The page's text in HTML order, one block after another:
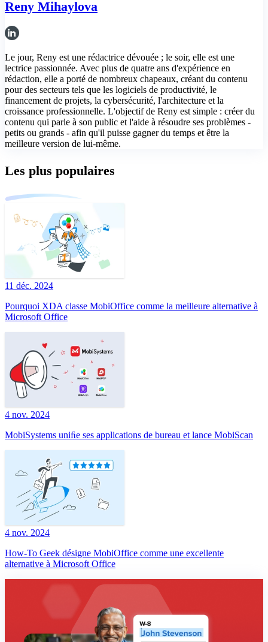
Reny Mihaylova
Le jour, Reny est une rédactrice dévouée ; le soir, elle est une
lectrice passionnée. Avec plus de quatre ans d'expérience en
rédaction, elle a porté de nombreux chapeaux, créant du contenu
pour des secteurs tels que les logiciels de productivité, le
financement de projets, la cybersécurité, l'architecture et la
croissance professionnelle. L'objectif de Reny est simple : créer du
contenu qui parle à son public et l'aide à résoudre ses problèmes -
petits ou grands - afin qu'il puisse gagner du temps et être la
meilleure version de lui-même.
Les plus populaires
11 déc. 2024
Pourquoi XDA classe MobiOffice comme la meilleure alternative à
Microsoft Office
4 nov. 2024
MobiSystems uniﬁe ses applications de bureau et lance MobiScan
4 nov. 2024
How-To Geek désigne MobiOffice comme une excellente
alternative à Microsoft Office